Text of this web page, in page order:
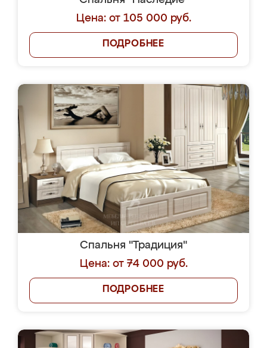
Цена: от 105 000 руб.
ПОДРОБНЕЕ
Спальня "Традиция"
Цена: от 74 000 руб.
ПОДРОБНЕЕ